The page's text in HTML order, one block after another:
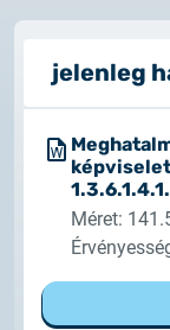
Fontos
érvényességi
2026.03.20.
Tájékoztatás
2026.03.06.
jelenleg
Méret: